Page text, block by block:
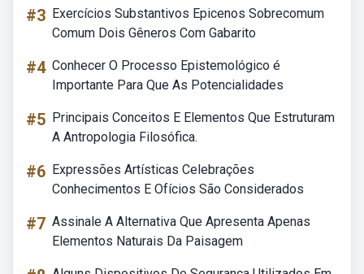
#3 Exercícios Substantivos Epicenos Sobrecomum
Comum Dois Gêneros Com Gabarito
#4 Conhecer O Processo Epistemológico é
Importante Para Que As Potencialidades
#5 Principais Conceitos E Elementos Que Estruturam
A Antropologia Filosófica.
#6 Expressões Artísticas Celebrações
Conhecimentos E Ofícios São Considerados
#7 Assinale A Alternativa Que Apresenta Apenas
Elementos Naturais Da Paisagem